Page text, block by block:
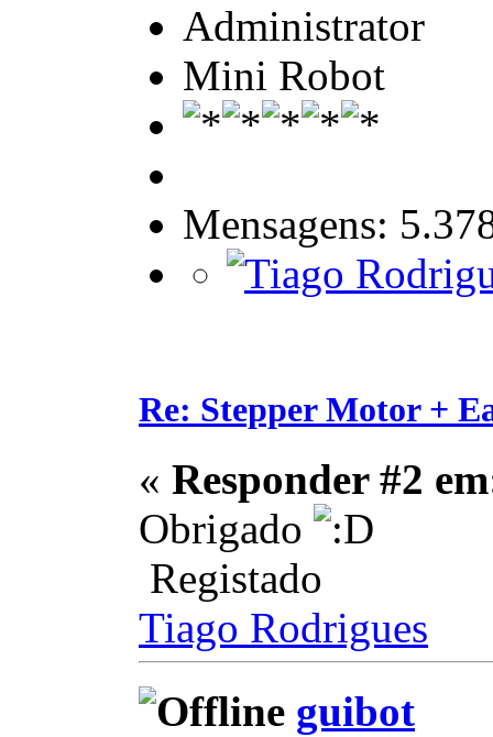
Administrator
Mini Robot
Mensagens:
Re: Stepper Motor +
« Responder #2
Obrigado
Registado
Tiago Rodrigues
guibot